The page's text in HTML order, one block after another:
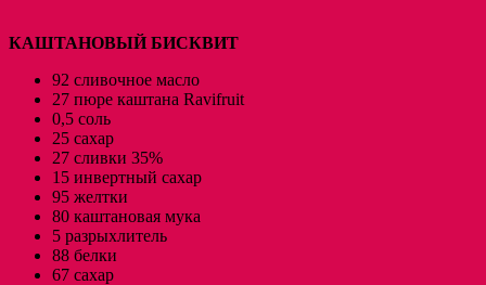
КАШТАНОВЫЙ БИСКВИТ
92 сливочное масло
27 пюре каштана Ravifruit
0,5 соль
25 сахар
27 сливки 35%
15 инвертный сахар
95 желтки
80 каштановая мука
5 разрыхлитель
88 белки
67 сахар